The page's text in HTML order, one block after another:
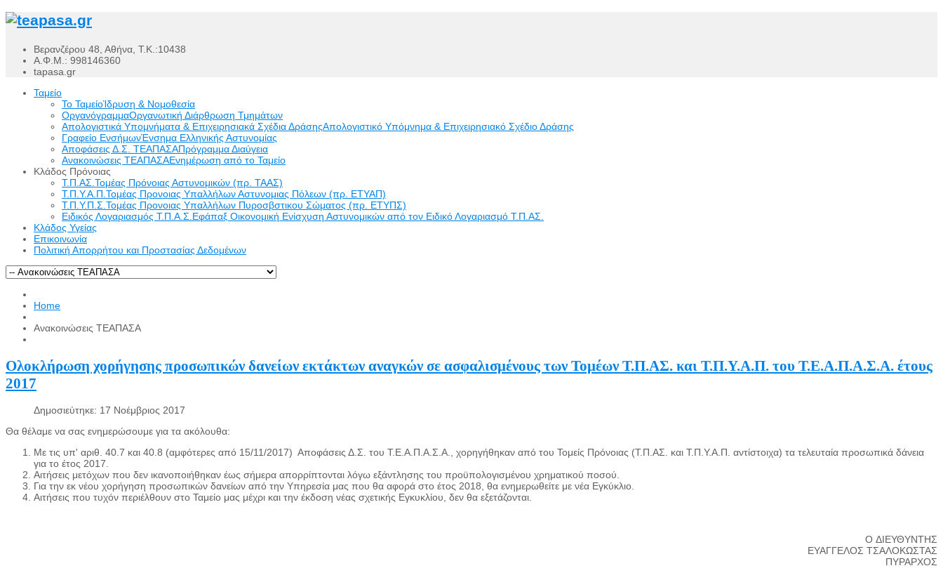
Βερανζέρου 48, Αθήνα, Τ.Κ.:10438
Α.Φ.Μ.: 998146360
tapasa.gr
Ταμείο
Το ΤαμείοΊδρυση & Νομοθεσία
ΟργανόγραμμαΟργανωτική Διάρθρωση Τμημάτων
Απολογιστικά Υπομνήματα & Επιχειρησιακά Σχέδια ΔράσηςΑπολογιστικό Υπόμνημα & Επιχειρησιακό Σχέδιο Δράσης
Γραφείο ΕνσήμωνΈνσημα Ελληνικής Αστυνομίας
Αποφάσεις Δ.Σ. ΤΕΑΠΑΣΑΠρόγραμμα Διαύγεια
Ανακοινώσεις ΤΕΑΠΑΣΑΕνημέρωση από το Ταμείο
Κλάδος Πρόνοιας
Τ.Π.ΑΣ.Τομέας Πρόνοιας Αστυνομικών (πρ. ΤΑΑΣ)
Τ.Π.Υ.Α.Π.Τομέας Προνοιας Υπαλλήλων Αστυνομιας Πόλεων (πρ. ΕΤΥΑΠ)
Τ.Π.Υ.Π.Σ.Τομέας Προνοιας Υπαλλήλων Πυροσβστικου Σώματος (πρ. ΕΤΥΠΣ)
Ειδικός Λογαριασμός Τ.Π.Α.Σ.Εφάπαξ Οικονομική Ενίσχυση Αστυνομικών από τον Ειδικό Λογαριασμό Τ.Π.ΑΣ.
Κλάδος Υγείας
Επικοινωνία
Πολιτική Απορρήτου και Προστασίας Δεδομένων
Home
Ανακοινώσεις ΤΕΑΠΑΣΑ
Ολοκλήρωση χορήγησης προσωπικών δανείων εκτάκτων αναγκών σε ασφαλισμένους των Τομέων Τ.Π.ΑΣ. και Τ.Π.Υ.Α.Π. του Τ.Ε.Α.Π.Α.Σ.Α. έτους
2017
Δημοσιεύτηκε: 17 Νοέμβριος 2017
Θα θέλαμε να σας ενημερώσουμε για τα ακόλουθα:
Με τις υπ' αριθ. 40.7 και 40.8 (αμφότερες από 15/11/2017) Αποφάσεις Δ.Σ. του Τ.Ε.Α.Π.Α.Σ.Α., χορηγήθηκαν από του Τομείς Πρόνοιας (Τ.Π.ΑΣ. και Τ.Π.Υ.Α.Π. αντίστοιχα) τα τελευταία προσωπικά δάνεια
για το έτος 2017.
Αιτήσεις μετόχων που δεν ικανοποιήθηκαν έως σήμερα απορρίπτονται λόγω εξάντλησης του προϋπολογισμένου χρηματικού ποσού.
Για την εκ νέου χορήγηση προσωπικών δανείων από την Υπηρεσία μας που θα αφορά στο έτος 2018, θα ενημερωθείτε με νέα Εγκύκλιο.
Αιτήσεις που τυχόν περιέλθουν στο Ταμείο μας μέχρι και την έκδοση νέας σχετικής Εγκυκλίου, δεν θα εξετάζονται.
O ΔΙΕΥΘΥΝΤΗΣ
ΕΥΑΓΓΕΛΟΣ ΤΣΑΛΟΚΩΣΤΑΣ
ΠΥΡΑΡΧΟΣ